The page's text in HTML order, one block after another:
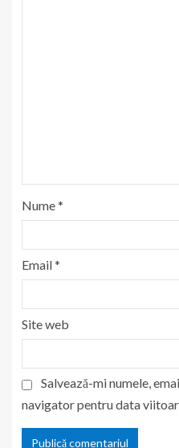
Nume*
Email*
Site web
Salvează-mi numele,
navigator pentru data